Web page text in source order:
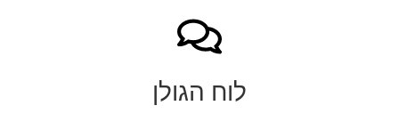
לוח הגולן